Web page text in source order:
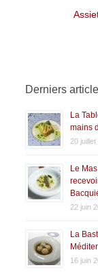
Derniers
La
mains
20
Le
22 juin
La
16 juin